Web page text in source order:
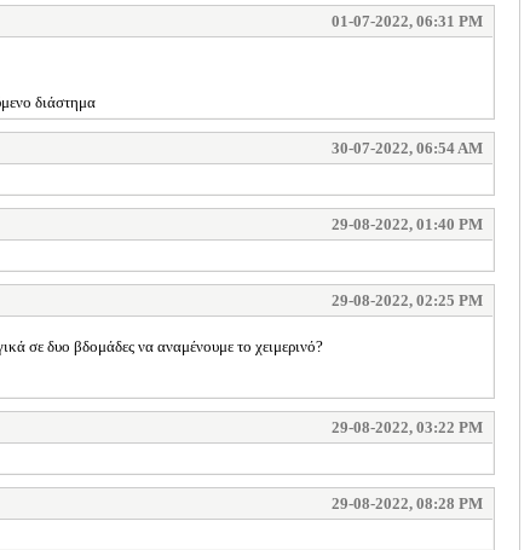
01-07-2022, 06:31 PM
διάστημα
30-07-2022, 06:54 AM
29-08-2022, 01:40 PM
29-08-2022, 02:25 PM
σε δυο βδομάδες να αναμένουμε το χειμερινό?
29-08-2022, 03:22 PM
29-08-2022, 08:28 PM